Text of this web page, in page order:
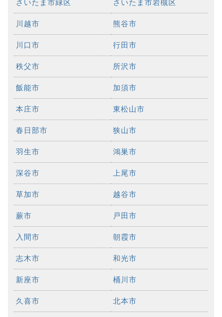
さいたま市緑区 さいたま市岩槻区
川越市 熊谷市
川口市 行田市
秩父市 所沢市
飯能市 加須市
本庄市 東松山市
春日部市 狭山市
羽生市 鴻巣市
深谷市 上尾市
草加市 越谷市
蕨市 戸田市
入間市 朝霞市
志木市 和光市
新座市 桶川市
久喜市 北本市